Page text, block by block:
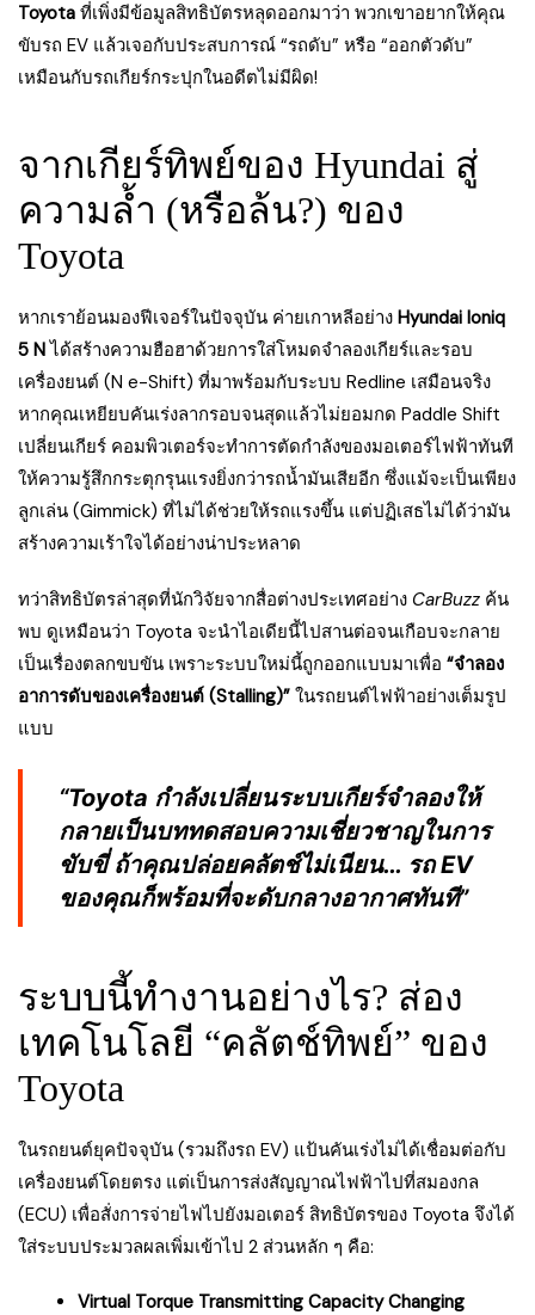
Toyota ที่เพิ่งมีข้อมูลสิทธิบัตรหลุดออกมาว่า พวกเขาอยากให้คุณ
ขับรถ EV แล้วเจอกับประสบการณ์ “รถดับ” หรือ “ออกตัวดับ”
เหมือนกับรถเกียร์กระปุกในอดีตไม่มีผิด!
จากเกียร์ทิพย์ของ Hyundai สู่
ความล้ำ (หรือล้น?) ของ
Toyota
หากเราย้อนมองฟีเจอร์ในปัจจุบัน ค่ายเกาหลีอย่าง Hyundai Ioniq
5 Nได้สร้างความฮือฮาด้วยการใส่โหมดจำลองเกียร์และรอบ
เครื่องยนต์ (N e-Shift) ที่มาพร้อมกับระบบ Redline เสมือนจริง
หากคุณเหยียบคันเร่งลากรอบจนสุดแล้วไม่ยอมกด Paddle Shift
เปลี่ยนเกียร์ คอมพิวเตอร์จะทำการตัดกำลังของมอเตอร์ไฟฟ้าทันที
ให้ความรู้สึกกระตุกรุนแรงยิ่งกว่ารถน้ำมันเสียอีก ซึ่งแม้จะเป็นเพียง
ลูกเล่น (Gimmick) ที่ไม่ได้ช่วยให้รถแรงขึ้น แต่ปฏิเสธไม่ได้ว่ามัน
สร้างความเร้าใจได้อย่างน่าประหลาด
ทว่าสิทธิบัตรล่าสุดที่นักวิจัยจากสื่อต่างประเทศอย่าง CarBuzz ค้น
พบ ดูเหมือนว่า Toyota จะนำไอเดียนี้ไปสานต่อจนเกือบจะกลาย
เป็นเรื่องตลกขบขัน เพราะระบบใหม่นี้ถูกออกแบบมาเพื่อ “จำลอง
อาการดับของเครื่องยนต์ (Stalling)” ในรถยนต์ไฟฟ้าอย่างเต็มรูป
แบบ
“Toyota กำลังเปลี่ยนระบบเกียร์จำลองให้
กลายเป็นบททดสอบความเชี่ยวชาญในการ
ขับขี่ ถ้าคุณปล่อยคลัตช์ไม่เนียน… รถ EV
ของคุณก็พร้อมที่จะดับกลางอากาศทันที”
ระบบนี้ทำงานอย่างไร? ส่อง
เทคโนโลยี “คลัตช์ทิพย์” ของ
Toyota
ในรถยนต์ยุคปัจจุบัน (รวมถึงรถ EV) แป้นคันเร่งไม่ได้เชื่อมต่อกับ
เครื่องยนต์โดยตรง แต่เป็นการส่งสัญญาณไฟฟ้าไปที่สมองกล
(ECU) เพื่อสั่งการจ่ายไฟไปยังมอเตอร์ สิทธิบัตรของ Toyota จึงได้
ใส่ระบบประมวลผลเพิ่มเข้าไป 2 ส่วนหลัก ๆ คือ:
Virtual Torque Transmitting Capacity Changing